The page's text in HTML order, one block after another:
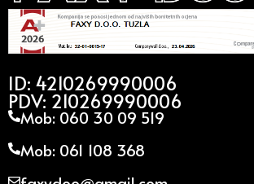
ID: 4210269990006
PDV: 210269990006
Mob: 060 30 09 519
Mob: 061 108 368